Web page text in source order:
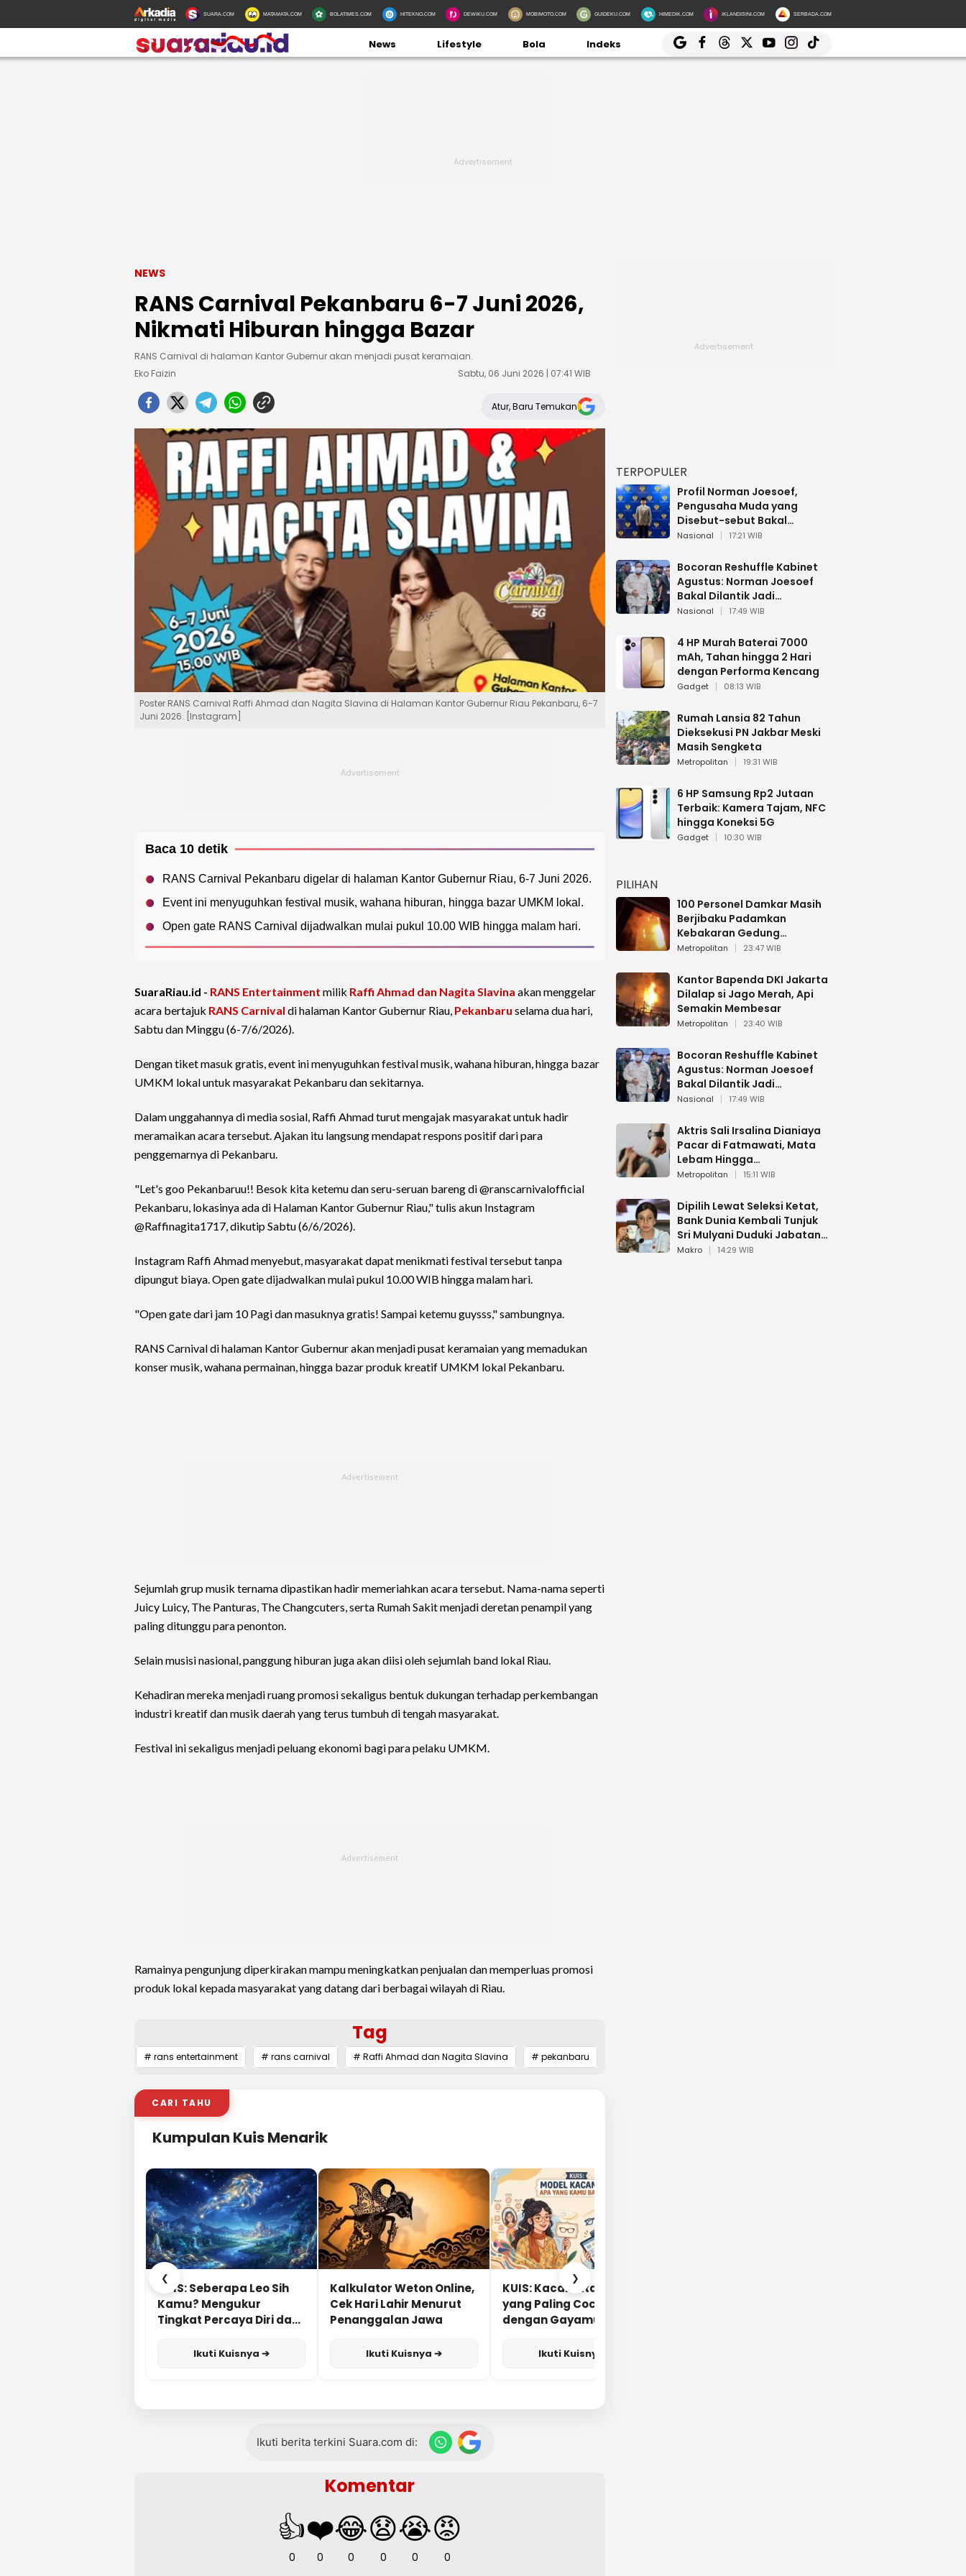
SUARA.COM MATAMATA.COM BOLATIMES.COM HITEKNO.COM DEWIKU.COM MOBIMOTO.COM GUIDEKU.COM HIMEDIK.COM IKLANDISINI.COM SERBADA.COM
News Lifestyle Bola Indeks
NEWS
RANS Carnival Pekanbaru 6-7 Juni 2026,
Nikmati Hiburan hingga Bazar
RANS Carnival di halaman Kantor Gubernur akan menjadi pusat keramaian.
Eko Faizin
Sabtu, 06 Juni 2026 | 07:41 WIB
Atur, Baru Temukan
Poster RANS Carnival Raffi Ahmad dan Nagita Slavina di Halaman Kantor Gubernur Riau Pekanbaru, 6-7
Juni 2026. [Instagram]
Baca 10 detik
RANS Carnival Pekanbaru digelar di halaman Kantor Gubernur Riau, 6-7 Juni 2026.
Event ini menyuguhkan festival musik, wahana hiburan, hingga bazar UMKM lokal.
Open gate RANS Carnival dijadwalkan mulai pukul 10.00 WIB hingga malam hari.
SuaraRiau.id - RANS Entertainment milik Raffi Ahmad dan Nagita Slavina akan menggelar
acara bertajuk RANS Carnival di halaman Kantor Gubernur Riau, Pekanbaru selama dua hari,
Sabtu dan Minggu (6-7/6/2026).
Dengan tiket masuk gratis, event ini menyuguhkan festival musik, wahana hiburan, hingga bazar
UMKM lokal untuk masyarakat Pekanbaru dan sekitarnya.
Dalam unggahannya di media sosial, Raffi Ahmad turut mengajak masyarakat untuk hadir
meramaikan acara tersebut. Ajakan itu langsung mendapat respons positif dari para
penggemarnya di Pekanbaru.
"Let's goo Pekanbaruu!! Besok kita ketemu dan seru-seruan bareng di @ranscarnivalofficial
Pekanbaru, lokasinya ada di Halaman Kantor Gubernur Riau," tulis akun Instagram
@Raffinagita1717, dikutip Sabtu (6/6/2026).
Instagram Raffi Ahmad menyebut, masyarakat dapat menikmati festival tersebut tanpa
dipungut biaya. Open gate dijadwalkan mulai pukul 10.00 WIB hingga malam hari.
"Open gate dari jam 10 Pagi dan masuknya gratis! Sampai ketemu guysss," sambungnya.
RANS Carnival di halaman Kantor Gubernur akan menjadi pusat keramaian yang memadukan
konser musik, wahana permainan, hingga bazar produk kreatif UMKM lokal Pekanbaru.
Sejumlah grup musik ternama dipastikan hadir memeriahkan acara tersebut. Nama-nama seperti
Juicy Luicy, The Panturas, The Changcuters, serta Rumah Sakit menjadi deretan penampil yang
paling ditunggu para penonton.
Selain musisi nasional, panggung hiburan juga akan diisi oleh sejumlah band lokal Riau.
Kehadiran mereka menjadi ruang promosi sekaligus bentuk dukungan terhadap perkembangan
industri kreatif dan musik daerah yang terus tumbuh di tengah masyarakat.
Festival ini sekaligus menjadi peluang ekonomi bagi para pelaku UMKM.
Ramainya pengunjung diperkirakan mampu meningkatkan penjualan dan memperluas promosi
produk lokal kepada masyarakat yang datang dari berbagai wilayah di Riau.
Tag
# rans entertainment # rans carnival # Raffi Ahmad dan Nagita Slavina # pekanbaru
CARI TAHU
Kumpulan Kuis Menarik
❮
KUIS: Seberapa Leo Sih
Kamu? Mengukur
Tingkat Percaya Diri dan
Ikuti Kuisnya ➔
Kalkulator Weton Online,
Cek Hari Lahir Menurut
Penanggalan Jawa
Ikuti Kuisnya ➔
KUIS: Kacamata Apa
yang Paling Cocok
dengan Gayamu?
Ikuti Kuisnya ➔
❯
Ikuti berita terkini Suara.com di:
Komentar
👍
0
❤️
0
😂
0
😧
0
😭
0
😡
0
TERPOPULER
Profil Norman Joesoef,
Pengusaha Muda yang
Disebut-sebut Bakal
Dilantik Jadi Wamenhan RI
Nasional 17:21 WIB
Bocoran Reshuffle Kabinet
Agustus: Norman Joesoef
Bakal Dilantik Jadi
Wamenhan RI
Nasional 17:49 WIB
4 HP Murah Baterai 7000
mAh, Tahan hingga 2 Hari
dengan Performa Kencang
Gadget 08:13 WIB
Rumah Lansia 82 Tahun
Dieksekusi PN Jakbar Meski
Masih Sengketa
Metropolitan 19:31 WIB
6 HP Samsung Rp2 Jutaan
Terbaik: Kamera Tajam, NFC
hingga Koneksi 5G
Gadget 10:30 WIB
PILIHAN
100 Personel Damkar Masih
Berjibaku Padamkan
Kebakaran Gedung
Bapenda DKI
Metropolitan 23:47 WIB
Kantor Bapenda DKI Jakarta
Dilalap si Jago Merah, Api
Semakin Membesar
Metropolitan 23:40 WIB
Bocoran Reshuffle Kabinet
Agustus: Norman Joesoef
Bakal Dilantik Jadi
Wamenhan RI
Nasional 17:49 WIB
Aktris Sali Irsalina Dianiaya
Pacar di Fatmawati, Mata
Lebam Hingga
Diselamatkan Polantas
Metropolitan 15:11 WIB
Dipilih Lewat Seleksi Ketat,
Bank Dunia Kembali Tunjuk
Sri Mulyani Duduki Jabatan
Strategis
Makro 14:29 WIB